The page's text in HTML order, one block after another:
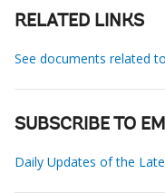
RELATED LINKS
See documents related
SUBSCRIBE TO
Daily Updates of the